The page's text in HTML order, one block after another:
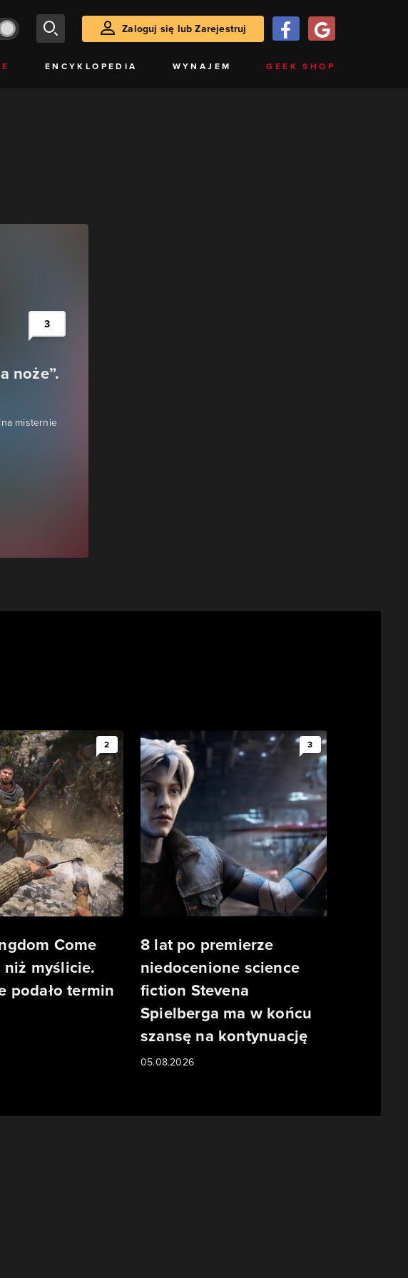
Zaloguj się lub Zarejestruj
ENCYKLOPEDIA WYNAJEM GEEK SHOP
noże”.
misternie
3
2
Come
myślicie.
podało termin
3
8 lat po premierze
niedocenione science
fiction Stevena
Spielberga ma w końcu
szansę na kontynuację
05.08.2026